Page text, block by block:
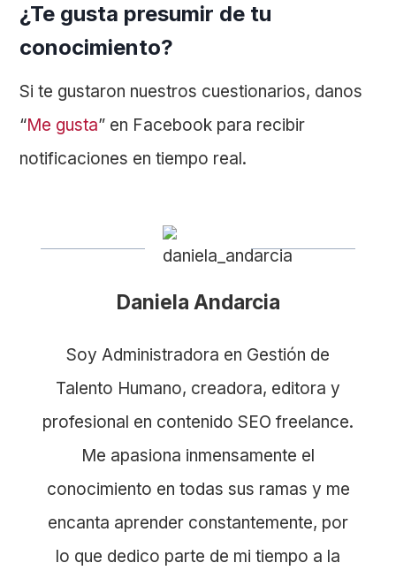
¿Te gusta presumir de tu
conocimiento?
Si te gustaron nuestros cuestionarios, danos
“Me gusta” en Facebook para recibir
notificaciones en tiempo real.
Daniela Andarcia
Soy Administradora en Gestión de
Talento Humano, creadora, editora y
profesional en contenido SEO freelance.
Me apasiona inmensamente el
conocimiento en todas sus ramas y me
encanta aprender constantemente, por
lo que dedico parte de mi tiempo a la